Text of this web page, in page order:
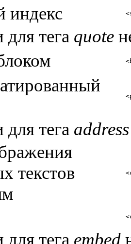
индекс
тега quote
тега address
текстов
тега embed